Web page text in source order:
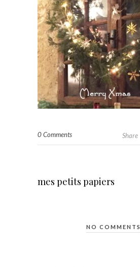
0 Comments Share
mes petits papiers
NO COMMENTS